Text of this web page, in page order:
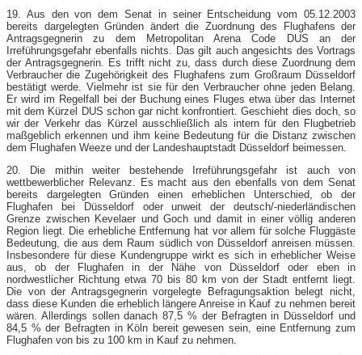
19. Aus den von dem Senat in seiner Entscheidung vom 05.12.2003
bereits dargelegten Gründen ändert die Zuordnung des Flughafens der
Antragsgegnerin zu dem Metropolitan Arena Code DUS an der
Irreführungsgefahr ebenfalls nichts. Das gilt auch angesichts des Vortrags
der Antragsgegnerin. Es trifft nicht zu, dass durch diese Zuordnung dem
Verbraucher die Zugehörigkeit des Flughafens zum Großraum Düsseldorf
bestätigt werde. Vielmehr ist sie für den Verbraucher ohne jeden Belang.
Er wird im Regelfall bei der Buchung eines Fluges etwa über das Internet
mit dem Kürzel DUS schon gar nicht konfrontiert. Geschieht dies doch, so
wir der Verkehr das Kürzel ausschließlich als intern für den Flugbetrieb
maßgeblich erkennen und ihm keine Bedeutung für die Distanz zwischen
dem Flughafen Weeze und der Landeshauptstadt Düsseldorf beimessen.
20. Die mithin weiter bestehende Irreführungsgefahr ist auch von
wettbewerblicher Relevanz. Es macht aus den ebenfalls von dem Senat
bereits dargelegten Gründen einen erheblichen Unterschied, ob der
Flughafen bei Düsseldorf oder unweit der deutsch/-niederländischen
Grenze zwischen Kevelaer und Goch und damit in einer völlig anderen
Region liegt. Die erhebliche Entfernung hat vor allem für solche Fluggäste
Bedeutung, die aus dem Raum südlich von Düsseldorf anreisen müssen.
Insbesondere für diese Kundengruppe wirkt es sich in erheblicher Weise
aus, ob der Flughafen in der Nähe von Düsseldorf oder eben in
nordwestlicher Richtung etwa 70 bis 80 km von der Stadt entfernt liegt.
Die von der Antragsgegnerin vorgelegte Befragungsaktion belegt nicht,
dass diese Kunden die erheblich längere Anreise in Kauf zu nehmen bereit
wären. Allerdings sollen danach 87,5 % der Befragten in Düsseldorf und
84,5 % der Befragten in Köln bereit gewesen sein, eine Entfernung zum
Flughafen von bis zu 100 km in Kauf zu nehmen.